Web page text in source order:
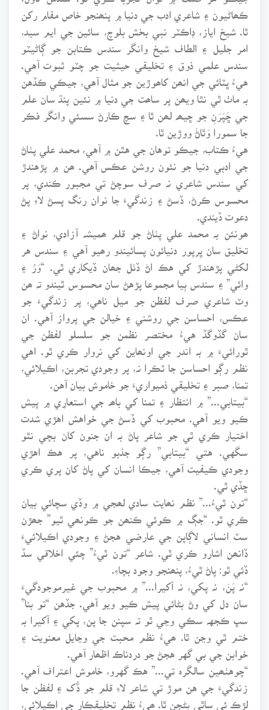
ڪھاڻيون ۽ شاعري ادب جي دنيا ۾ پنھنجو خاص مقام رکن
ٿا. شيخ اياز، ڊاڪٽر نبي بخش بلوچ، سائين جي ايم سيد،
امر جليل ۽ الطاف شيخ وانگر سندس ڪتابن جو ڳاڻيٽو
سندس علمي ذوق ۽ تخليقي حيثيت جو چٽو ثبوت آهي.
هيءُ ڀٽائي جي انھن کاھوڙين جو مثال آهي، جيڪي ڪڏهن
بہ ماٺ ٿي نٿا ويھن پر ساھت جي دنيا ۾ نئين پنڌ سان علم
جي ڇَپَرَنِ جو ڇيھہ لھن ٿا ۽ سچ ڪارڻ سسئي وانگر فڪر
جا سمورا وَٿاڻَ ووڙين ٿا.
هيءُ ڪتاب، جيڪو توهان جي هٿن ۾ آهي، محمد علي پٺاڻ
جي ادبي دنيا جو نئون روشن عڪس آهي. ھن ۾ پڙهندڙ
کي سندس شاعري نہ صرف سوچڻ تي مجبور ڪندي، پر
محسوس ڪرڻ، ڏسڻ ۽ زندگيءَ جا نوان رنگ پسڻ لاءِ پڻ
دعوت ڏيندي.
ھونئن بہ محمد علي پٺاڻ جو قلم ھميشہ آزادي، نواڻ ۽
تخليق سان ڀرپور دنيائون پسائيندو رھيو آهي ۽ سندس هر
لکڻي پڙهندڙ کي هڪ اڻ ڏٺل جھان ڏيکاري ٿي. “وَرُ ۽
وائي” ۽ سندس ٻيا مجموعا پڙهڻ سان محسوس ٿيندو تہ ھن
وٽ شاعري صرف لفظن جو ميل ناهي، پر زندگيءَ جو
عڪس، احساسن جي روشني ۽ خيالن جي پرواز آهي. ان
سان گڏوگڏ هيءُ مختصر نظمن جو سلسلو لفظن جي
ٿورائيءَ ۾ بہ اندر جي اونھاين کي نروار ڪري ٿو. اهي
نظم رڳو احساسن جا ٽڪرا نہ، پر وجودي تجربن، اڪيلائي،
تمنا، صبر ۽ تخليقي ذميواريءَ جو خاموش بيان آهن.
“بيتابي...” ۾ انتظار ۽ تمنا کي باھہ جي استعارِي ۾ پيش
ڪيو ويو آهي. محبوب کي ڏسڻ جي خواهش اهڙي شدت
اختيار ڪري ٿي جو شاعر پاڻ بہ ان جنون کان بچي نٿو
سگهي. هتي “بيتابي” رڳو جذبو ناهي، پر هڪ اهڙي
وجودي ڪيفيت آهي، جيڪا انسان کي پاڻ کان پري ڪري
ڇڏي ٿي.
“تون ٿيءُ...” نظم نھايت سادي لھجي ۾ وڏي سچائي بيان
ڪري ٿو. “جڳ ۾ ڪوئي ڪنھن جو ڪونھي ٿيو” جھڙن
سٽ انساني لاڳاپن جي عارضي هجڻ ۽ وجودي اڪيلائيءَ
ڏانھن اشارو ڪري ٿي. شاعر “تون ٿيءُ” چئي اخلاقي سڏ
ڏئي ٿو: پاڻ ٿيءُ، پنھنجو وجود بچاءِ.
“نہ پَنَ، نہ پکي، نہ آکيرا...” ۾ محبوب جي غيرموجودگيءَ
سان دل کي وڻ بڻائي پيش ڪيو ويو آهي. جڏهن “تو بنا”
سڀ ڪجهہ سڪي وڃي ٿو تہ سپنن جا پن، پکي ۽ آکيرا بہ
ختم ٿي وڃن ٿا. ھيءُ نظم محبت جي وڃايل معنويت ۽
خوابن جي بي گهر هجڻ جو دردناڪ اظھار آهي.
“چوهٺھين سالگرہ تي...” هڪ گهرو، خاموش اعتراف آهي.
زندگيءَ جي هن موڙ تي شاعر لاءِ قلم جو ڏُک ۽ لفظن جا
لڙڪ ئي ساٿي بڻجن ٿا. ھيءُ نظم تخليقڪار جي اڪيلائي،